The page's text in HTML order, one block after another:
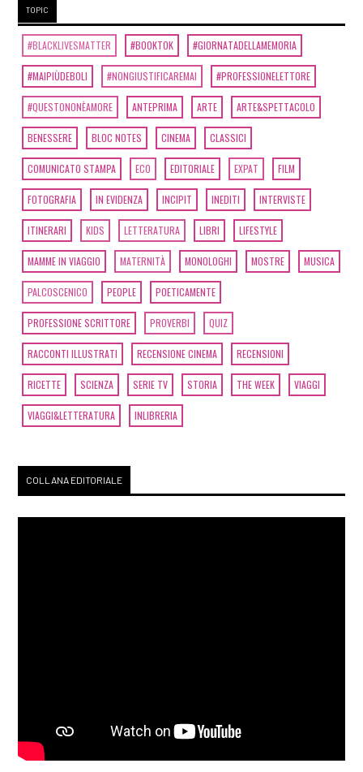
TOPIC
#BLACKLIVESMATTER #BOOKTOK #GIORNATADELLAMEMORIA
#MAIPIÙDEBOLI #NONGIUSTIFICAREMAI #PROFESSIONELETTORE
#QUESTONONÈAMORE ANTEPRIMA ARTE ARTE&SPETTACOLO
BENESSERE BLOC NOTES CINEMA CLASSICI
COMUNICATO STAMPA ECO EDITORIALE EXPAT FILM
FOTOGRAFIA IN EVIDENZA INCIPIT INEDITI INTERVISTE
ITINERARI KIDS LETTERATURA LIBRI LIFESTYLE
MAMME IN VIAGGIO MATERNITÀ MONOLOGHI MOSTRE MUSICA
PALCOSCENICO PEOPLE POETICAMENTE
PROFESSIONE SCRITTORE PROVERBI QUIZ
RACCONTI ILLUSTRATI RECENSIONE CINEMA RECENSIONI
RICETTE SCIENZA SERIE TV STORIA THE WEEK VIAGGI
VIAGGI&LETTERATURA INLIBRERIA
COLLANA EDITORIALE